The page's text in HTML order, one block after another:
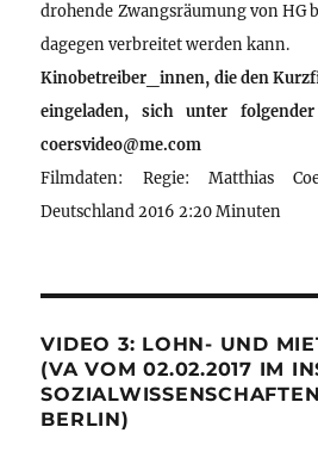
drohende Zwangsräumung von HG
dagegen verbreitet werden kann.
Kinobetreiber_innen, die den
eingeladen, sich unter
coersvideo@me.com
Filmdaten: Regie: Matthias
Deutschland 2016 2:20 Minuten
VIDEO 3: LOHN- UND
(VA VOM 02.02.2017 IM
BERLIN)